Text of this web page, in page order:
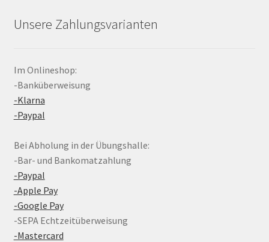
Unsere Zahlungsvarianten
Im Onlineshop:
-Banküberweisung
-Klarna
-Paypal
Bei Abholung in der Übungshalle:
-Bar- und Bankomatzahlung
-Paypal
-Apple Pay
-Google Pay
-SEPA Echtzeitüberweisung
-Mastercard